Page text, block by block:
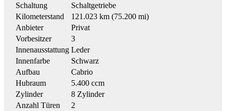
Schaltung
Schaltgetriebe
Kilometerstand
121.023 km (75.200 mi)
Anbieter
Privat
Vorbesitzer
3
Innenausstattung Leder
Innenfarbe
Schwarz
Aufbau
Cabrio
Hubraum
5.400 ccm
Zylinder
8 Zylinder
Anzahl Türen
2